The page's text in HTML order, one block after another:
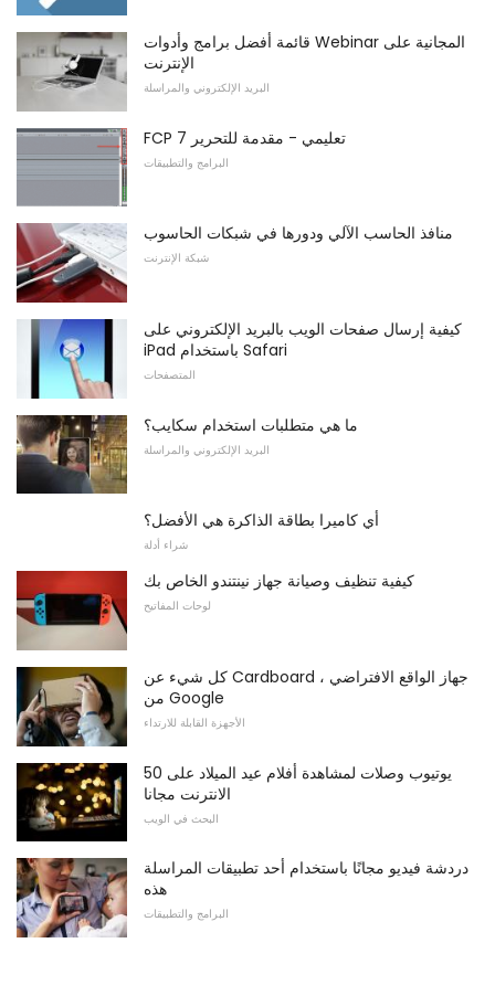
قائمة أفضل برامج وأدوات Webinar المجانية على
الإنترنت
البريد الإلكتروني والمراسلة
FCP 7 تعليمي - مقدمة للتحرير
البرامج والتطبيقات
منافذ الحاسب الآلي ودورها في شبكات الحاسوب
شبكة الإنترنت
كيفية إرسال صفحات الويب بالبريد الإلكتروني على
iPad باستخدام Safari
المتصفحات
ما هي متطلبات استخدام سكايب؟
البريد الإلكتروني والمراسلة
أي كاميرا بطاقة الذاكرة هي الأفضل؟
شراء أدلة
كيفية تنظيف وصيانة جهاز نينتندو الخاص بك
لوحات المفاتيح
كل شيء عن Cardboard ، جهاز الواقع الافتراضي
من Google
الأجهزة القابلة للارتداء
50 يوتيوب وصلات لمشاهدة أفلام عيد الميلاد على
الانترنت مجانا
البحث في الويب
دردشة فيديو مجانًا باستخدام أحد تطبيقات المراسلة
هذه
البرامج والتطبيقات